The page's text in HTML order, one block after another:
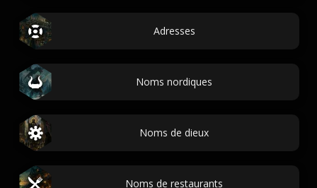
Adresses
Noms nordiques
Noms de dieux
Noms de restaurants